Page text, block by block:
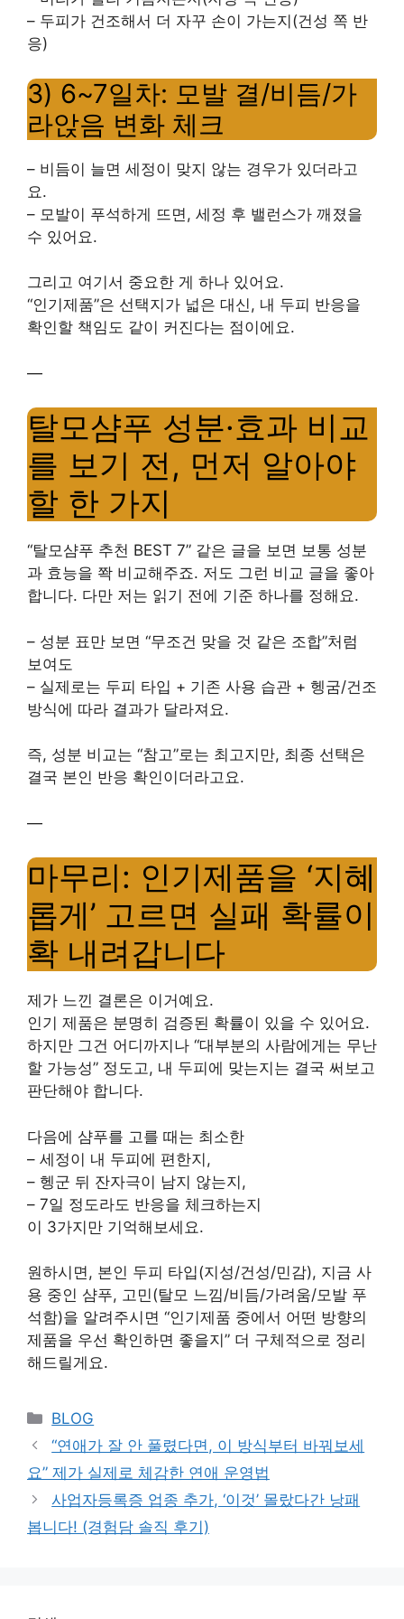
– 두피가 건조해서 더 자꾸 손이 가는지(건성 쪽 반
응)
3) 6~7일차: 모발 결/비듬/가
라앉음 변화 체크
– 비듬이 늘면 세정이 맞지 않는 경우가 있더라고
요.
– 모발이 푸석하게 뜨면, 세정 후 밸런스가 깨졌을
수 있어요.
그리고 여기서 중요한 게 하나 있어요.
“인기제품”은 선택지가 넓은 대신, 내 두피 반응을
확인할 책임도 같이 커진다는 점이에요.
—
탈모샴푸 성분·효과 비교
를 보기 전, 먼저 알아야
할 한 가지
“탈모샴푸 추천 BEST 7” 같은 글을 보면 보통 성분
과 효능을 쫙 비교해주죠. 저도 그런 비교 글을 좋아
합니다. 다만 저는 읽기 전에 기준 하나를 정해요.
– 성분 표만 보면 “무조건 맞을 것 같은 조합”처럼
보여도
– 실제로는 두피 타입 + 기존 사용 습관 + 헹굼/건조
방식에 따라 결과가 달라져요.
즉, 성분 비교는 “참고”로는 최고지만, 최종 선택은
결국 본인 반응 확인이더라고요.
—
마무리: 인기제품을 ‘지혜
롭게’ 고르면 실패 확률이
확 내려갑니다
제가 느낀 결론은 이거예요.
인기 제품은 분명히 검증된 확률이 있을 수 있어요.
하지만 그건 어디까지나 “대부분의 사람에게는 무난
할 가능성” 정도고, 내 두피에 맞는지는 결국 써보고
판단해야 합니다.
다음에 샴푸를 고를 때는 최소한
– 세정이 내 두피에 편한지,
– 헹군 뒤 잔자극이 남지 않는지,
– 7일 정도라도 반응을 체크하는지
이 3가지만 기억해보세요.
원하시면, 본인 두피 타입(지성/건성/민감), 지금 사
용 중인 샴푸, 고민(탈모 느낌/비듬/가려움/모발 푸
석함)을 알려주시면 “인기제품 중에서 어떤 방향의
제품을 우선 확인하면 좋을지” 더 구체적으로 정리
해드릴게요.
Categories
BLOG
“연애가 잘 안 풀렸다면, 이 방식부터 바꿔보세
요” 제가 실제로 체감한 연애 운영법
사업자등록증 업종 추가, ‘이것’ 몰랐다간 낭패
봅니다! (경험담 솔직 후기)